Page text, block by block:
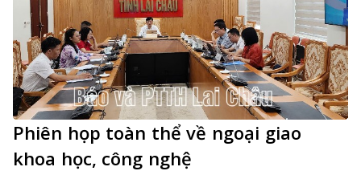
Phiên họp toàn thể về ngoại giao
khoa học, công nghệ